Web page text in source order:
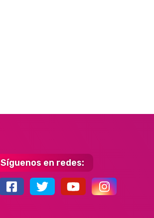
Síguenos en redes:
44k 9k 35k 352